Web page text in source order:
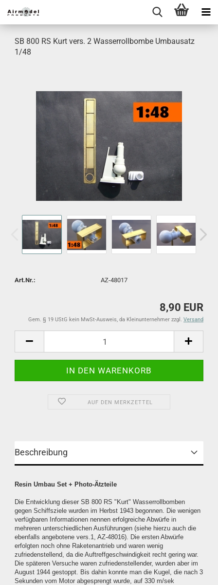
SB 800 RS Kurt vers. 2 Wasserrollbombe Umbausatz
1/48
Art.Nr.: AZ-48017
8,90 EUR
Gem. § 19 UStG kein MwSt-Ausweis, da Kleinunternehmer zzgl. Versand
AUF DEN MERKZETTEL
Beschreibung
Resin Umbau Set + Photo-Ätzteile
Die Entwicklung dieser SB 800 RS "Kurt" Wasserrollbomben
gegen Schiffsziele wurden im Herbst 1943 begonnen. Die wenigen
verfügbaren Informationen nennen erfolgreiche Abwürfe in
mehreren unterschiedlichen Ausführungen (siehe hierzu auch die
ebenfalls angebotene vers.1, AZ-48016). Die ersten Abwürfe
erfolgten noch ohne Raketenantrieb und waren wenig
zufriedenstellend, da die Auftreffgeschwindigkeit recht gering war.
Die späteren Versuche waren zufriedenstellender, wurden aber im
August 1944 gestoppt. Bis dahin konnte man die Kugel, die nach 3
Sekunden vom Motor abgesprengt wurde, auf 330 m/sek